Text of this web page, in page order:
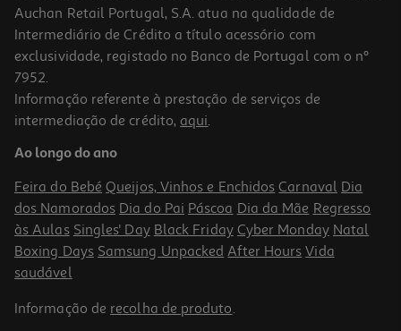
Alimento Para Peixe Eco-Vita Tropical 100ml
29.5 €/Lt
2,95 €
Auchan Retail Portugal, S.A. atua na qualidade de
Intermediário de Crédito a título acessório com
exclusividade, registado no Banco de Portugal com o nº
7952.
Informação referente à prestação de serviços de
intermediação de crédito, aqui.
Ao longo do ano
Feira do Bebé Queijos, Vinhos e Enchidos Carnaval Dia
dos Namorados Dia do Pai Páscoa Dia da Mãe Regresso
às Aulas Singles' Day Black Friday Cyber Monday Natal
Boxing Days Samsung Unpacked After Hours Vida
saudável
Informação de recolha de produto.